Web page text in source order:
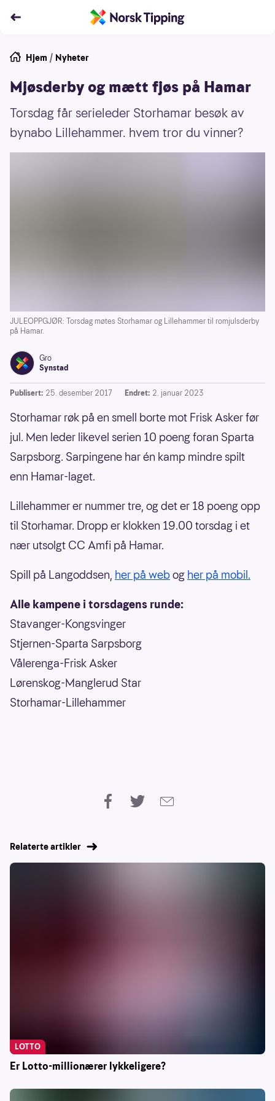
Hjem / Nyheter
Mjøsderby og mætt fjøs på Hamar
Torsdag får serieleder Storhamar besøk av
bynabo Lillehammer. hvem tror du vinner?
JULEOPPGJØR: Torsdag møtes Storhamar og Lillehammer til romjulsderby
på Hamar.
Gro
Synstad
Publisert: 25. desember 2017 Endret: 2. januar 2023
Storhamar røk på en smell borte mot Frisk Asker før
jul. Men leder likevel serien 10 poeng foran Sparta
Sarpsborg. Sarpingene har én kamp mindre spilt
enn Hamar-laget.
Lillehammer er nummer tre, og det er 18 poeng opp
til Storhamar. Dropp er klokken 19.00 torsdag i et
nær utsolgt CC Amfi på Hamar.
Spill på Langoddsen, her på webog her på mobil.
Alle kampene i torsdagens runde:
Stavanger-Kongsvinger
Stjernen-Sparta Sarpsborg
Vålerenga-Frisk Asker
Lørenskog-Manglerud Star
Storhamar-Lillehammer
Relaterte artikler
Er Lotto-millionærer lykkeligere?
LOTTO